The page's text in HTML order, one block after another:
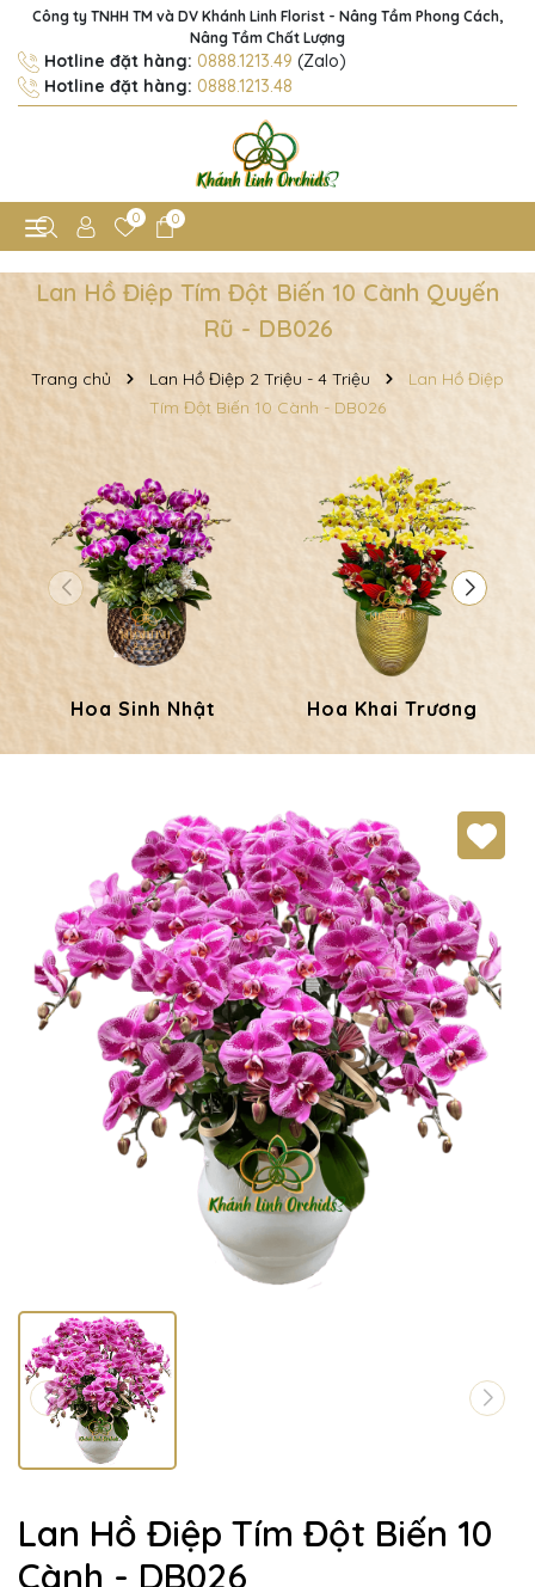
Công ty TNHH TM và DV Khánh Linh Florist - Nâng Tầm Phong Cách,
Nâng Tầm Chất Lượng
Hotline đặt hàng: 0888.1213.49 (Zalo)
Hotline đặt hàng: 0888.1213.48
0 0
Lan Hồ Điệp Tím Đột Biến 10 Cành Quyến
Rũ - DB026
Trang chủ Lan Hồ Điệp 2 Triệu - 4 Triệu
Lan Hồ Điệp
Tím Đột Biến 10 Cành - DB026
Hoa Sinh Nhật Hoa Khai Trương
Lan Hồ Điệp Tím Đột Biến 10
Cành - DB026